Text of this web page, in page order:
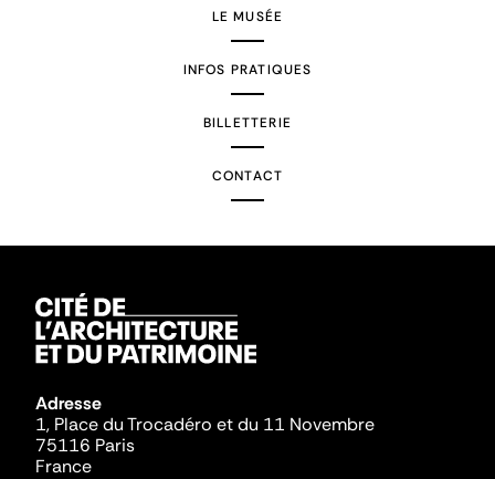
LE MUSÉE
INFOS PRATIQUES
BILLETTERIE
CONTACT
Adresse
1, Place du Trocadéro et du 11 Novembre
75116 Paris
France